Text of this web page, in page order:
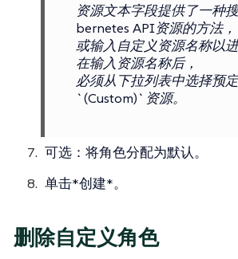
资源文本字段提供了一种
bernetes API资源的方法，
或输入自定义资源名称以进
在输入资源名称后，
必须从下拉列表中选择预
`(Custom)`资源。
可选：将角色分配为默认。
单击*创建*。
删除自定义角色